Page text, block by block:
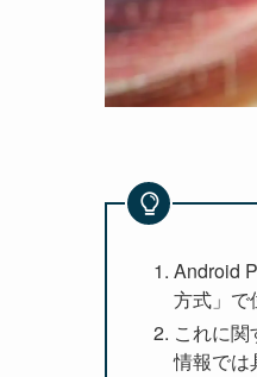
Android
方式」で
これに
情報では